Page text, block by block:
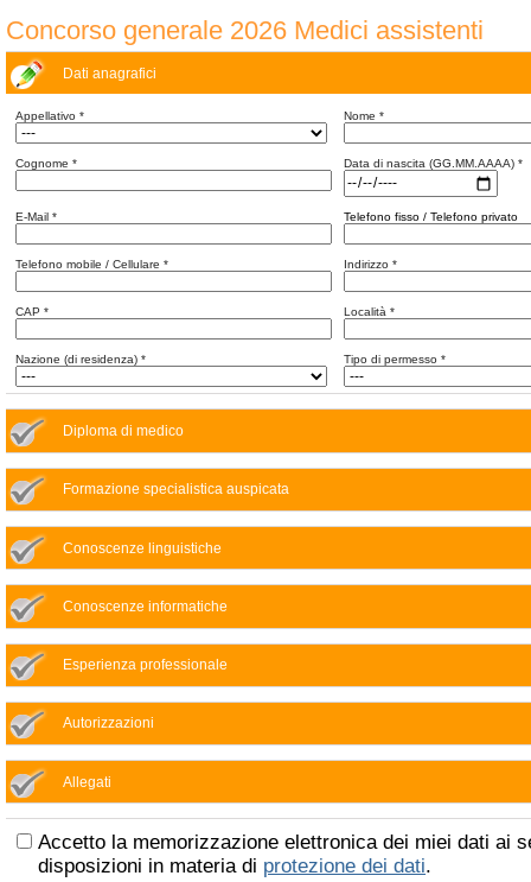
Concorso generale 2026 Medici assistenti
Dati anagrafici
Appellativo * Nome *
Cognome * Data di nascita (GG.MM.AAAA) *
E-Mail * Telefono fisso / Telefono privato
Telefono mobile / Cellulare * Indirizzo *
CAP * Località *
Nazione (di residenza) * Tipo di permesso *
Diploma di medico
Formazione specialistica auspicata
Conoscenze linguistiche
Conoscenze informatiche
Esperienza professionale
Autorizzazioni
Allegati
Accetto la memorizzazione elettronica dei miei dati ai
disposizioni in materia di protezione dei dati.